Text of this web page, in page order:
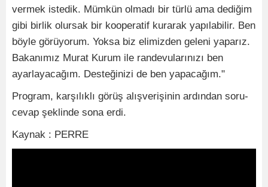
vermek istedik. Mümkün olmadı bir türlü ama dediğim
gibi birlik olursak bir kooperatif kurarak yapılabilir. Ben
böyle görüyorum. Yoksa biz elimizden geleni yaparız.
Bakanımız Murat Kurum ile randevularınızı ben
ayarlayacağım. Desteğinizi de ben yapacağım."
Program, karşılıklı görüş alışverişinin ardından soru-
cevap şeklinde sona erdi.
Kaynak : PERRE